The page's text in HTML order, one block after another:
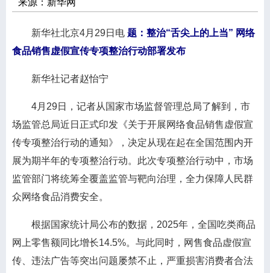
来源：新华网
新华社北京4月29日电 题：整治“舌尖上的上当” 网络
食品销售虚假宣传专项整治行动部署发布
新华社记者赵怡宁
4月29日，记者从国家市场监督管理总局了解到，市
场监管总局近日正式印发《关于开展网络食品销售虚假宣
传专项整治行动的通知》，决定从现在起在全国范围内开
展为期半年的专项整治行动。此次专项整治行动中，市场
监管部门将统筹全覆盖监管与靶向治理，全力保障人民群
众网络食品消费安全。
根据国家统计局公布的数据，2025年，全国吃类商品
网上零售额同比增长14.5%。与此同时，网售食品虚假宣
传、违法广告等突出问题屡禁不止，严重损害消费者合法